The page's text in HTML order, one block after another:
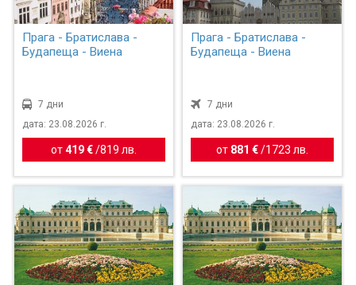
Прага - Братислава -
Будапеща - Виена
7 дни
дата: 23.08.2026 г.
от419 € /819 лв.
Прага - Братислава -
Будапеща - Виена
7 дни
дата: 23.08.2026 г.
от 881 €/ 1723 лв.